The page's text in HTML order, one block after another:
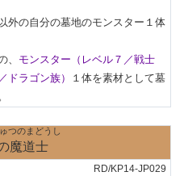
外の自分の墓地のモンスター１体
、 モンスター（レベル７／戦士
ドラゴン族）
１体を素材として墓
つのまどうし
魔道士
RD/KP14-JP029